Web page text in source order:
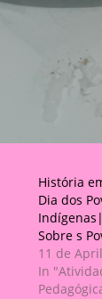
História
Dia dos
Sobre s
11 de
In